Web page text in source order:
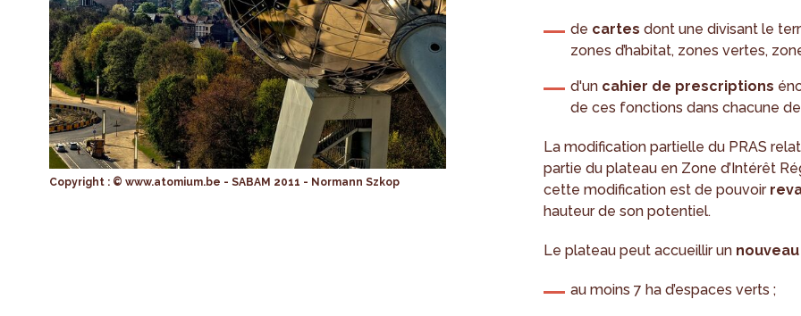
Copyright : © www.atomium.be - SABAM 2011 - Normann Szkop
de cartesdont une divisant le
zones d’habitat, zones vertes,
d'un cahier de prescriptions
de ces fonctions dans chacune
La modification partielle du PRAS
partie du plateau en Zone d’Intérêt
cette modification est de pouvoir
hauteur de son potentiel.
Le plateau peut accueillir un
au moins 7 ha d’espaces verts ;